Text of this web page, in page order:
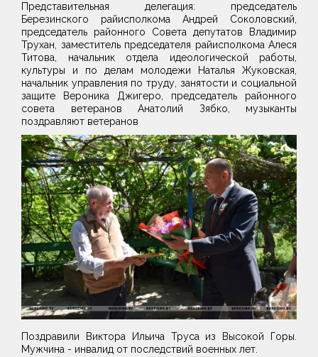
Представительная делегация: председатель
Березинского райисполкома Андрей Соколовский,
председатель районного Совета депутатов Владимир
Трухан, заместитель председателя райисполкома Алеся
Титова, начальник отдела идеологической работы,
культуры и по делам молодежи Наталья Жуковская,
начальник управления по труду, занятости и социальной
защите Вероника Джигеро, председатель районного
совета ветеранов Анатолий Зябко, музыканты
поздравляют ветеранов
Поздравили Виктора Ильича Труса из Высокой Горы.
Мужчина - инвалид от последствий военных лет.